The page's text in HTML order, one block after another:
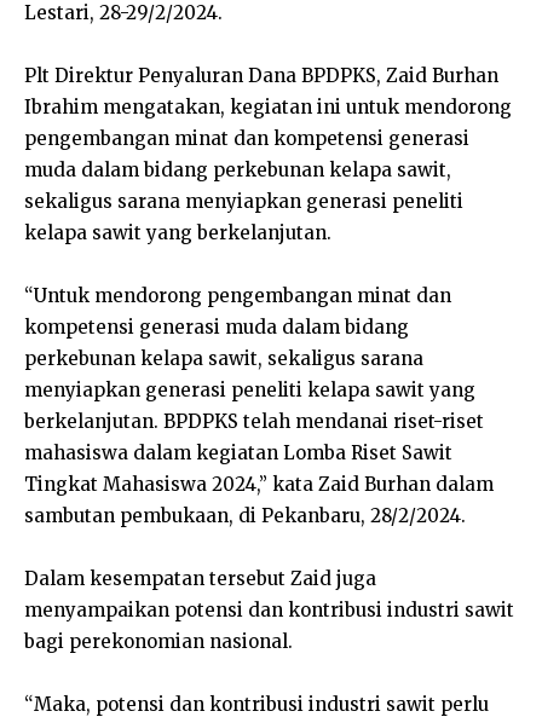
Lestari, 28-29/2/2024.
Plt Direktur Penyaluran Dana BPDPKS, Zaid Burhan
Ibrahim mengatakan, kegiatan ini untuk mendorong
pengembangan minat dan kompetensi generasi
muda dalam bidang perkebunan kelapa sawit,
sekaligus sarana menyiapkan generasi peneliti
kelapa sawit yang berkelanjutan.
“Untuk mendorong pengembangan minat dan
kompetensi generasi muda dalam bidang
perkebunan kelapa sawit, sekaligus sarana
menyiapkan generasi peneliti kelapa sawit yang
berkelanjutan. BPDPKS telah mendanai riset-riset
mahasiswa dalam kegiatan Lomba Riset Sawit
Tingkat Mahasiswa 2024,” kata Zaid Burhan dalam
sambutan pembukaan, di Pekanbaru, 28/2/2024.
Dalam kesempatan tersebut Zaid juga
menyampaikan potensi dan kontribusi industri sawit
bagi perekonomian nasional.
“Maka, potensi dan kontribusi industri sawit perlu